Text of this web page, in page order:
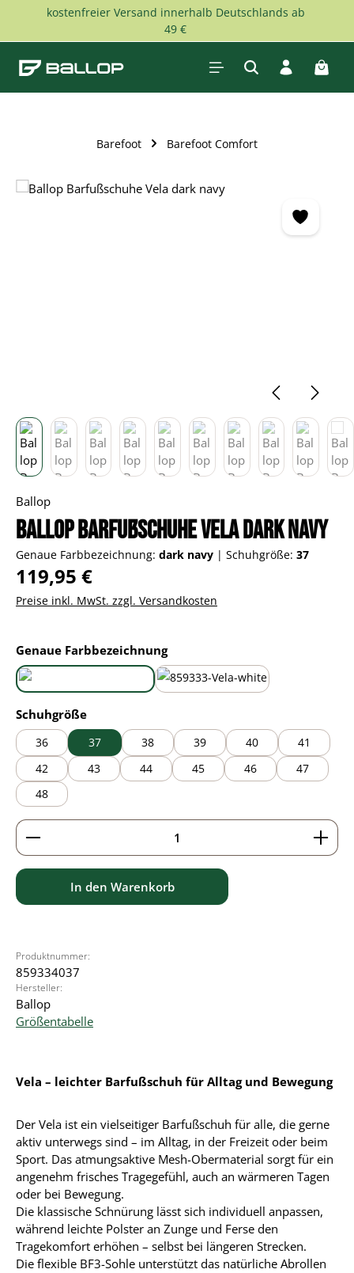
Zum Hauptinhalt springen
kostenfreier Versand innerhalb Deutschlands ab
49 €
Barefoot Barefoot Comfort
Bildergalerie überspringen
Ballop
Ballop Barfußschuhe Vela dark navy
Genaue Farbbezeichnung: dark navy | Schuhgröße: 37
Regulärer Preis:
119,95 €
Preise inkl. MwSt. zzgl. Versandkosten
Genaue Farbbezeichnungauswählen
dark navy
Schuhgrößeauswählen
36 37 38 39 40
41
42
43 44 45 46
47
48
Produkt Anzahl: Gib den gewünschten Wert ein
In den Warenkorb
Produktnummer:
859334037
Hersteller:
Ballop
Größentabelle
Vela – leichter Barfußschuh für Alltag und Bewegung
Der Vela ist ein vielseitiger Barfußschuh für alle, die gerne
aktiv unterwegs sind – im Alltag, in der Freizeit oder beim
Sport. Das atmungsaktive Mesh-Obermaterial sorgt für ein
angenehm frisches Tragegefühl, auch an wärmeren Tagen
oder bei Bewegung.
Die klassische Schnürung lässt sich individuell anpassen,
während leichte Polster an Zunge und Ferse den
Tragekomfort erhöhen – selbst bei längeren Strecken.
Die flexible BF3-Sohle unterstützt das natürliche Abrollen